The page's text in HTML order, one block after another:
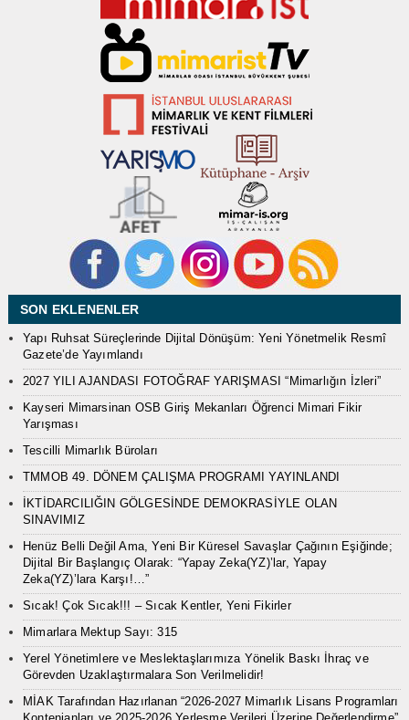
SON EKLENENLER
Yapı Ruhsat Süreçlerinde Dijital Dönüşüm: Yeni Yönetmelik Resmî
Gazete’de Yayımlandı
2027 YILI AJANDASI FOTOĞRAF YARIŞMASI “Mimarlığın İzleri”
Kayseri Mimarsinan OSB Giriş Mekanları Öğrenci Mimari Fikir
Yarışması
Tescilli Mimarlık Büroları
TMMOB 49. DÖNEM ÇALIŞMA PROGRAMI YAYINLANDI
İKTİDARCILIĞIN GÖLGESİNDE DEMOKRASİYLE OLAN
SINAVIMIZ
Henüz Belli Değil Ama, Yeni Bir Küresel Savaşlar Çağının Eşiğinde;
Dijital Bir Başlangıç Olarak: “Yapay Zeka(YZ)’lar, Yapay
Zeka(YZ)’lara Karşı!…”
Sıcak! Çok Sıcak!!! – Sıcak Kentler, Yeni Fikirler
Mimarlara Mektup Sayı: 315
Yerel Yönetimlere ve Meslektaşlarımıza Yönelik Baskı İhraç ve
Görevden Uzaklaştırmalara Son Verilmelidir!
MİAK Tarafından Hazırlanan “2026-2027 Mimarlık Lisans Programları